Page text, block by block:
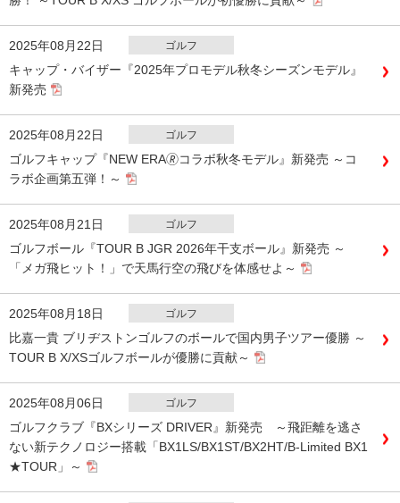
2025年08月22日 ゴルフ
キャップ・バイザー『2025年プロモデル秋冬シーズンモデル』
新発売
2025年08月22日 ゴルフ
ゴルフキャップ『NEW ERA🄬コラボ秋冬モデル』新発売 ～コ
ラボ企画第五弾！～
2025年08月21日 ゴルフ
ゴルフボール『TOUR B JGR 2026年干支ボール』新発売 ～
「メガ飛ヒット！」で天馬行空の飛びを体感せよ～
2025年08月18日 ゴルフ
比嘉一貴 ブリヂストンゴルフのボールで国内男子ツアー優勝 ～
TOUR B X/XSゴルフボールが優勝に貢献～
2025年08月06日 ゴルフ
ゴルフクラブ『BXシリーズ DRIVER』新発売 ～飛距離を逃さ
ない新テクノロジー搭載「BX1LS/BX1ST/BX2HT/B-Limited BX1
★TOUR」～